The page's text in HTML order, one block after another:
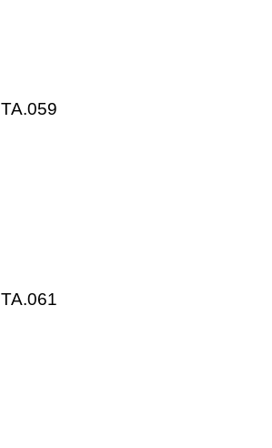
TA.059
TA.061